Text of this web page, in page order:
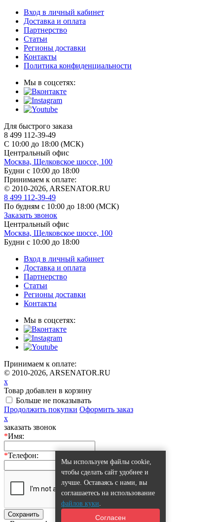
Мы используем файлы cookie,
чтобы сделать сайт удобнее и
лучше. Оставаясь с нами, вы
соглашаетесь на использование
файлов куки.
Согласен
Вход в личный кабинет
Доставка и оплата
Партнерство
Статьи
Регионы доставки
Контакты
Политика конфиденциальности
Мы в соцсетях:
Для быстрого заказа
8 499 112-39-49
С 10:00 до 18:00 (МСК)
Центральный офис
Москва, Щелковское шоссе, 100
Будни с 10:00 до 18:00
Принимаем к оплате:
© 2010-2026, ARSENATOR.RU
8 499 112-39-49
По будням с 10:00 до 18:00 (МСК)
Заказать звонок
Центральный офис
Москва, Щелковское шоссе, 100
Будни с 10:00 до 18:00
Вход в личный кабинет
Доставка и оплата
Партнерство
Статьи
Регионы доставки
Контакты
Мы в соцсетях:
Принимаем к оплате:
© 2010-2026, ARSENATOR.RU
x
Товар добавлен в корзину
Больше не показывать
Продолжить покупки Оформить заказ
x
заказать звонок
*Имя:
*Телефон:
Сохранить